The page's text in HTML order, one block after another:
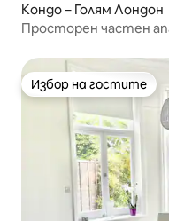
Кондо – Голям Лондон
Просторен частен
Избор на гостите
Избор на гостите